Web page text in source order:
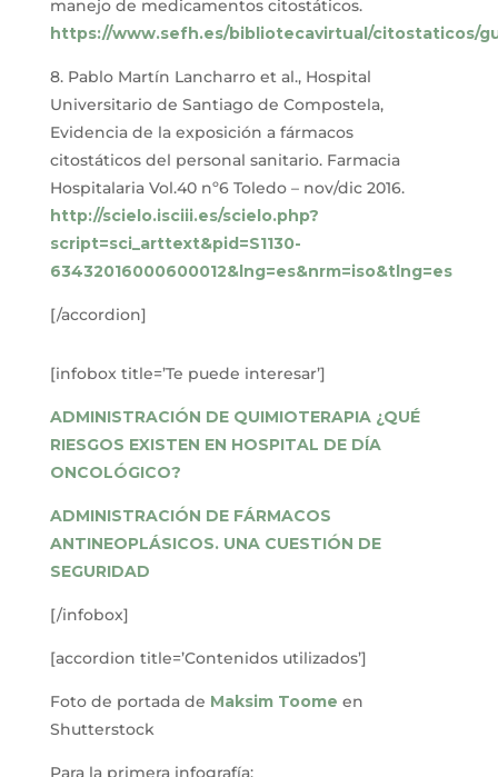
manejo de medicamentos citostáticos.
https://www.sefh.es/bibliotecavirtual/citostaticos/
8. Pablo Martín Lancharro et al., Hospital
Universitario de Santiago de Compostela,
Evidencia de la exposición a fármacos
citostáticos del personal sanitario. Farmacia
Hospitalaria Vol.40 nº6 Toledo – nov/dic 2016.
http://scielo.isciii.es/scielo.php?
script=sci_arttext&pid=S1130-
63432016000600012&lng=es&nrm=iso&tlng=es
[/accordion]
[infobox title=’Te puede interesar’]
ADMINISTRACIÓN DE QUIMIOTERAPIA ¿QUÉ
RIESGOS EXISTEN EN HOSPITAL DE DÍA
ONCOLÓGICO?
ADMINISTRACIÓN DE FÁRMACOS
ANTINEOPLÁSICOS. UNA CUESTIÓN DE
SEGURIDAD
[/infobox]
[accordion title=’Contenidos utilizados’]
Foto de portada de Maksim Toome en
Shutterstock
Para la primera infografía: